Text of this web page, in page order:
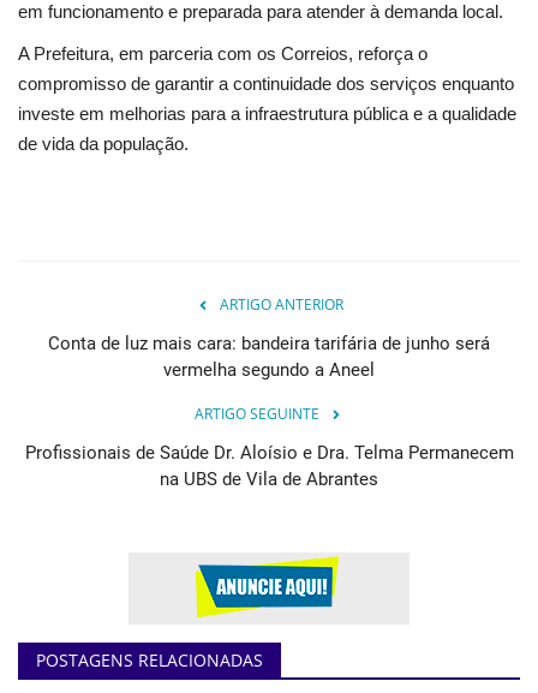
em funcionamento e preparada para atender à demanda local.
A Prefeitura, em parceria com os Correios, reforça o
compromisso de garantir a continuidade dos serviços enquanto
investe em melhorias para a infraestrutura pública e a qualidade
de vida da população.
ARTIGO ANTERIOR
Conta de luz mais cara: bandeira tarifária de junho será
vermelha segundo a Aneel
ARTIGO SEGUINTE
Profissionais de Saúde Dr. Aloísio e Dra. Telma Permanecem
na UBS de Vila de Abrantes
POSTAGENS RELACIONADAS